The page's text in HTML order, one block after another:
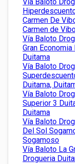
Carmen De
Carmen de
Vía Baloto
Gran Economia
Duitama
Vía Baloto
Duitama,
Vía Baloto
Superior 3
Duitama
Vía Baloto
Del Sol
Sogamoso
Vía Baloto La
Drogueria